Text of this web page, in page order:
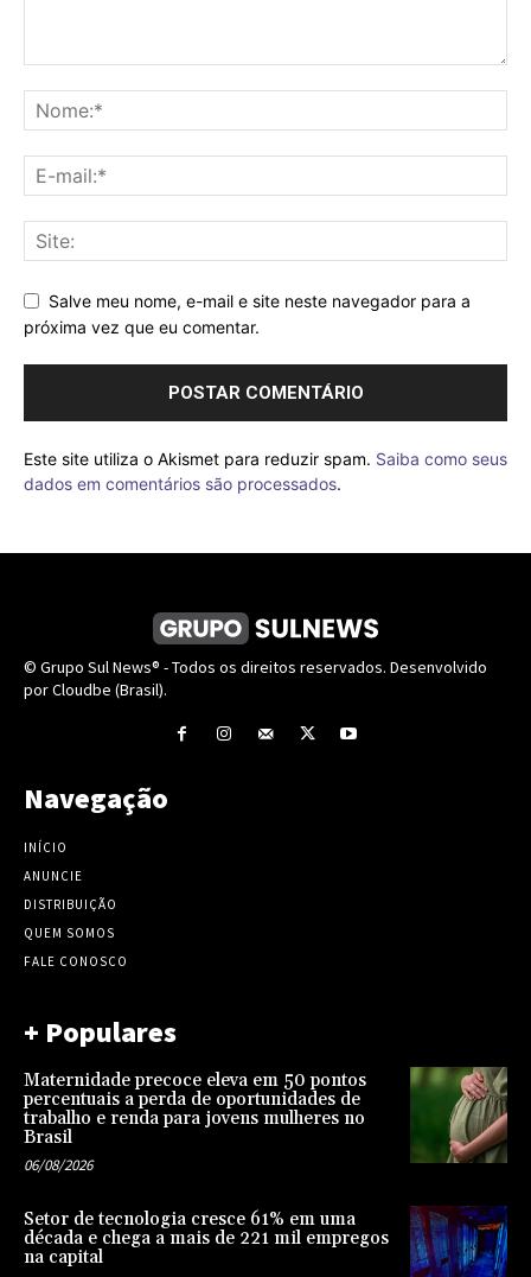
Salve meu nome, e-mail e site neste navegador para a
próxima vez que eu comentar.
Este site utiliza o Akismet para reduzir spam. Saiba como seus
dados em comentários são processados.
© Grupo Sul News® - Todos os direitos reservados. Desenvolvido
por Cloudbe (Brasil).
Navegação
INÍCIO
ANUNCIE
DISTRIBUIÇÃO
QUEM SOMOS
FALE CONOSCO
+ Populares
Maternidade precoce eleva em 50 pontos
percentuais a perda de oportunidades de
trabalho e renda para jovens mulheres no
Brasil
06/08/2026
Setor de tecnologia cresce 61% em uma
década e chega a mais de 221 mil empregos
na capital